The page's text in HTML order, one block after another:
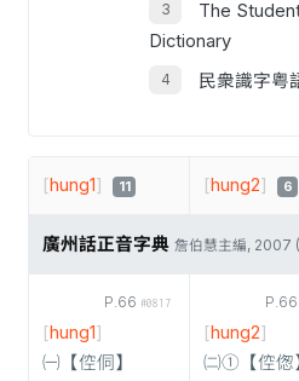
The
Dictionary
民衆識字粤
[hung1] 11 [hung2] 6
廣州話正音字典 詹伯慧主編, 2007
P.66 #0817
[hung1]
㈠【倥侗】
P.66
[hung2]
㈡①【倥偬